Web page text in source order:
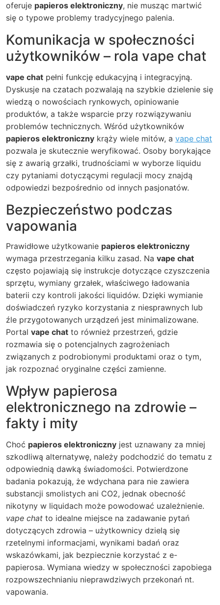
oferuje papieros elektroniczny, nie musząc martwić
się o typowe problemy tradycyjnego palenia.
Komunikacja w społeczności
użytkowników – rola vape chat
vape chat pełni funkcję edukacyjną i integracyjną.
Dyskusje na czatach pozwalają na szybkie dzielenie się
wiedzą o nowościach rynkowych, opiniowanie
produktów, a także wsparcie przy rozwiązywaniu
problemów technicznych. Wśród użytkowników
papieros elektroniczny krąży wiele mitów, a vape chat
pozwala je skutecznie weryfikować. Osoby borykające
się z awarią grzałki, trudnościami w wyborze liquidu
czy pytaniami dotyczącymi regulacji mocy znajdą
odpowiedzi bezpośrednio od innych pasjonatów.
Bezpieczeństwo podczas
vapowania
Prawidłowe użytkowanie papieros elektroniczny
wymaga przestrzegania kilku zasad. Na vape chat
często pojawiają się instrukcje dotyczące czyszczenia
sprzętu, wymiany grzałek, właściwego ładowania
baterii czy kontroli jakości liquidów. Dzięki wymianie
doświadczeń ryzyko korzystania z niesprawnych lub
źle przygotowanych urządzeń jest minimalizowane.
Portal vape chat to również przestrzeń, gdzie
rozmawia się o potencjalnych zagrożeniach
związanych z podrobionymi produktami oraz o tym,
jak rozpoznać oryginalne części zamienne.
Wpływ papierosa
elektronicznego na zdrowie –
fakty i mity
Choć papieros elektroniczny jest uznawany za mniej
szkodliwą alternatywę, należy podchodzić do tematu z
odpowiednią dawką świadomości. Potwierdzone
badania pokazują, że wdychana para nie zawiera
substancji smolistych ani CO2, jednak obecność
nikotyny w liquidach może powodować uzależnienie.
vape chat to idealne miejsce na zadawanie pytań
dotyczących zdrowia – użytkownicy dzielą się
rzetelnymi informacjami, wynikami badań oraz
wskazówkami, jak bezpiecznie korzystać z e-
papierosa. Wymiana wiedzy w społeczności zapobiega
rozpowszechnianiu nieprawdziwych przekonań nt.
vapowania.